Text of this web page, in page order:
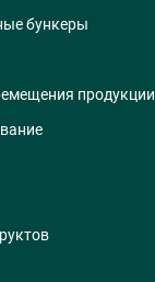
бункеры
продукции